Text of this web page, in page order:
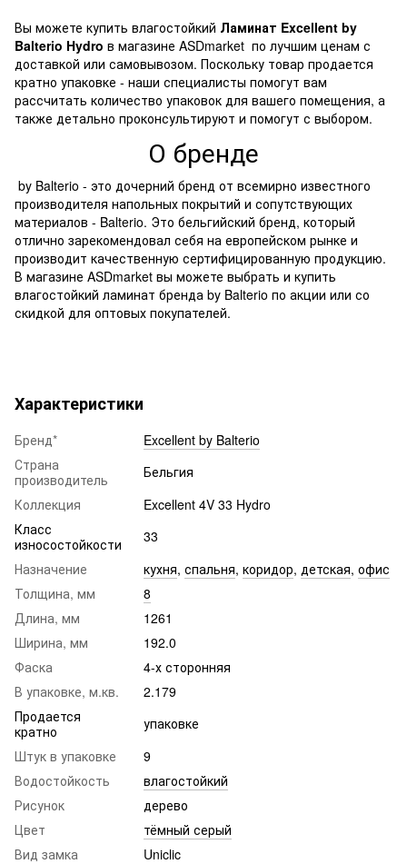
Вы можете купить влагостойкий Ламинат Excellent by
Balterio Hydro в магазине ASDmarket по лучшим ценам с
доставкой или самовывозом. Поскольку товар продается
кратно упаковке - наши специалисты помогут вам
рассчитать количество упаковок для вашего помещения, а
также детально проконсультируют и помогут с выбором.
О бренде
by Balterio - это дочерний бренд от всемирно известного
производителя напольных покрытий и сопутствующих
материалов - Balterio. Это бельгийский бренд, который
отлично зарекомендовал себя на европейском рынке и
производит качественную сертифицированную продукцию.
В магазине ASDmarket вы можете выбрать и купить
влагостойкий ламинат бренда by Balterio по акции или со
скидкой для оптовых покупателей.
Характеристики
Бренд*
Excellent by Balterio
Страна
производитель
Бельгия
Коллекция
Excellent 4V 33 Hydro
Класс
износостойкости
33
Назначение
кухня, спальня, коридор, детская, офис
Толщина, мм
8
Длина, мм
1261
Ширина, мм
192.0
Фаска
4-х сторонняя
В упаковке, м.кв.
2.179
Продается
кратно
упаковке
Штук в упаковке
9
Водостойкость
влагостойкий
Рисунок
дерево
Цвет
тёмный серый
Вид замка
Uniclic